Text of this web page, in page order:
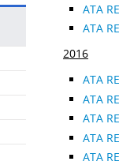
ATA
ATA
2016
ATA
ATA
ATA
ATA
ATA